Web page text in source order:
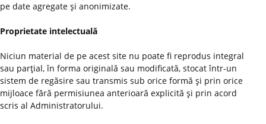
pe date agregate şi anonimizate.
Proprietate intelectuală
Niciun material de pe acest site nu poate fi reprodus integral
sau parţial, în forma originală sau modificată, stocat într-un
sistem de regăsire sau transmis sub orice formă şi prin orice
mijloace fără permisiunea anterioară explicită şi prin acord
scris al Administratorului.